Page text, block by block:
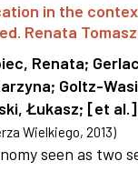
in the
Renata
Renata;
; Goltz-
Łukasz; [et al.]
Wielkiego, 2013)
seen as two